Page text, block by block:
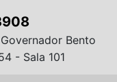
Bento
- Sala 101